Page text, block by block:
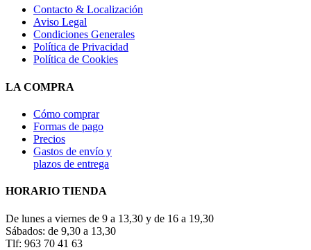
Contacto & Localización
Aviso Legal
Condiciones Generales
Política de Privacidad
Política de Cookies
LA COMPRA
Cómo comprar
Formas de pago
Precios
Gastos de envío y
plazos de entrega
HORARIO TIENDA
De lunes a viernes de 9 a 13,30 y de 16 a 19,30
Sábados: de 9,30 a 13,30
Tlf: 963 70 41 63